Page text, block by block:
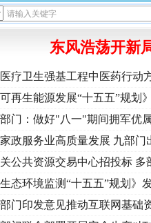
东风浩荡开新
医疗卫生强基工程中医药行动
可再生能源发展“十五五”规划
门：做好"八一"期间拥军优
政服务业高质量发展 九部门
公共资源交易中心招投标 多
生态环境监测“十五五”规划》
部门印发意见推动互联网基础